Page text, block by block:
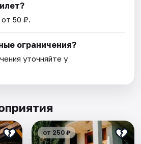
50 ₽.
ограничения?
уточняйте у
от 250 ₽